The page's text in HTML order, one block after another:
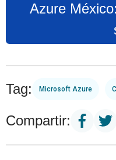
Azure
Tag: Microsoft Azure
Compartir: